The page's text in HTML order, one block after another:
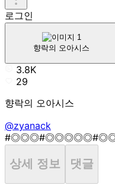
로그인
향락의 오아시스
3.8K
29
향락의 오아시스
@zyanack
#◎◎◎#◎◎◎◎◎
상세 정보 댓글